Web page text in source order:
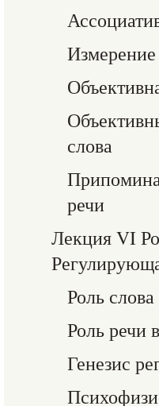
слова
речи
Лекция VI
Роль
Роль речи
Генезис